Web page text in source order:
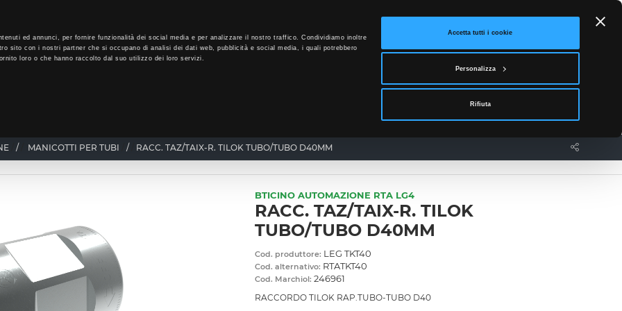
ed annunci, per fornire funzionalità dei social media e per analizzare il nostro traffico. Condividiamo inoltre
sito con i nostri partner che si occupano di analisi dei dati web, pubblicità e social media, i quali potrebbero
loro o che hanno raccolto dal suo utilizzo dei loro servizi.
Accetta tutti i cookie
Personalizza
Rifiuta
Accedi
News Contatti
/ MANICOTTI PER TUBI / RACC. TAZ/TAIX-R. TILOK TUBO/TUBO D40MM
BTICINO AUTOMAZIONE RTA LG4
RACC. TAZ/TAIX-R. TILOK
TUBO/TUBO D40MM
Cod. produttore: LEG TKT40
Cod. alternativo: RTATKT40
Cod. Marchiol: 246961
RACCORDO TILOK RAP.TUBO-TUBO D40